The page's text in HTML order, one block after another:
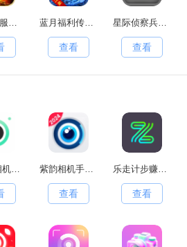
jjj传奇私服手游无广告版 蓝月福利传奇红包版
查看
星际侦察兵K1手游直装版
查看
魔漫秀相机安卓版 紫韵相机手机版
查看
乐走计步赚钱软件最新免费版
查看